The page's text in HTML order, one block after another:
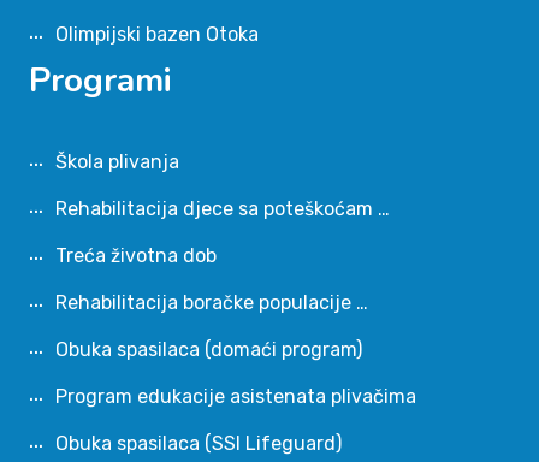
Olimpijski bazen Otoka
Programi
Škola plivanja
Rehabilitacija djece sa poteškoćam …
Treća životna dob
Rehabilitacija boračke populacije …
Obuka spasilaca (domaći program)
Program edukacije asistenata plivačima
Obuka spasilaca (SSI Lifeguard)